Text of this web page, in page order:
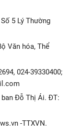
5 Lý Thường
Văn hóa, Thể
024-39330400;
Đỗ Thị Ái. ĐT:
-TTXVN.